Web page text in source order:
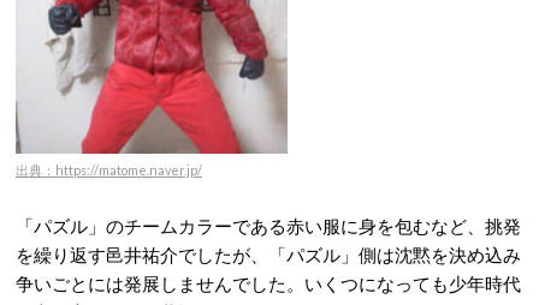
出典：https://matome.naver.jp/
「パズル」のチームカラーである赤い服に身を包むなど、挑発
を繰り返す邑井祐介でしたが、「パズル」側は沈黙を決め込み
争いごとには発展しませんでした。いくつになっても少年時代